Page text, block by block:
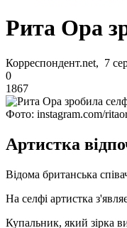
Рита Ора
Корреспондент.net, 7
0
1867
Фото: instagram.com/
Артистка
Відома британська
На селфі артистка
Купальник, який зірка